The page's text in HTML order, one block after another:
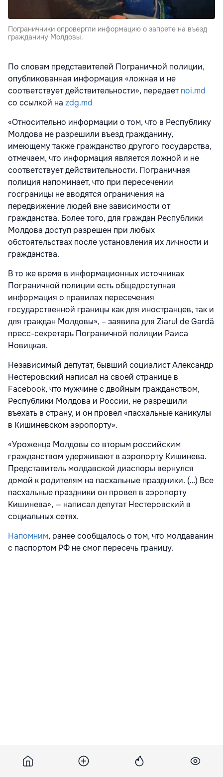
Пограничники опровергли информацию о запрете на въезд
гражданину Молдовы.
По словам представителей Пограничной полиции,
опубликованная информация «ложная и не
соответствует действительности», передаетnoi.md
со ссылкой на zdg.md
«Относительно информации о том, что в Республику
Молдова не разрешили въезд гражданину,
имеющему также гражданство другого государства,
отмечаем, что информация является ложной и не
соответствует действительности. Пограничная
полиция напоминает, что при пересечении
госграницы не вводятся ограничения на
передвижение людей вне зависимости от
гражданства. Более того, для граждан Республики
Молдова доступ разрешен при любых
обстоятельствах после установления их личности и
гражданства.
В то же время в информационных источниках
Пограничной полиции есть общедоступная
информация о правилах пересечения
государственной границы как для иностранцев, так и
для граждан Молдовы», – заявила для Ziarul de Gardă
пресс-секретарь Пограничной полиции Раиса
Новицкая.
Независимый депутат, бывший социалист Александр
Нестеровский написал на своей странице в
Facebook, что мужчине с двойным гражданством,
Республики Молдова и России, не разрешили
въехать в страну, и он провел «пасхальные каникулы
в Кишиневском аэропорту».
«Уроженца Молдовы со вторым российским
гражданством удерживают в аэропорту Кишинева.
Представитель молдавской диаспоры вернулся
домой к родителям на пасхальные праздники. (…) Все
пасхальные праздники он провел в аэропорту
Кишинева», — написал депутат Нестеровский в
социальных сетях.
Напомним, ранее сообщалось о том, что молдаванин
с паспортом РФ не смог пересечь границу.